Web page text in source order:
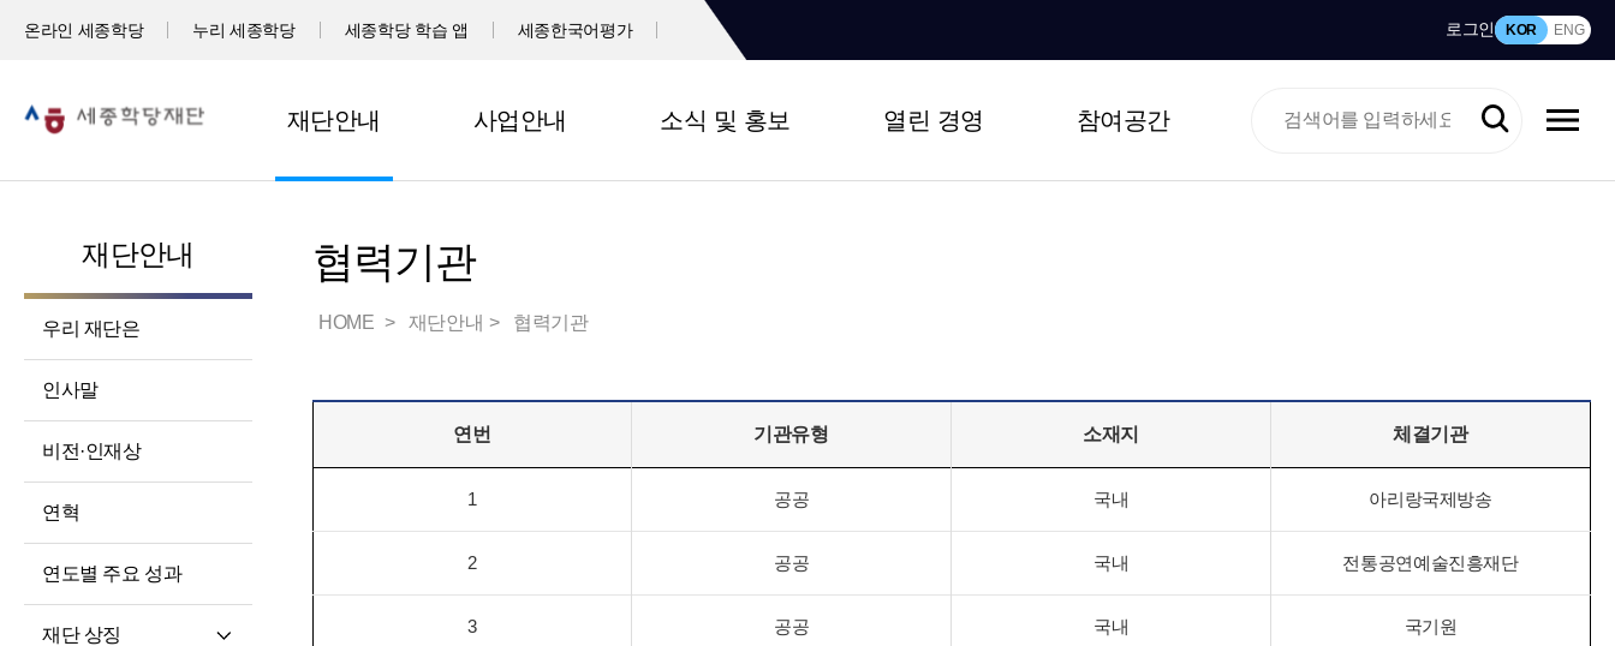
온라인 세종학당 누리 세종학당 세종학당 학습 앱 세종한국어평가 로그인 KOR ENG
재단안내 사업안내 소식 및 홍보 열린 경영 참여공간
재단안내
우리 재단은
인사말
비전·인재상
연혁
연도별 주요 성과
재단 상징
협력기관
HOME 재단안내 협력기관
연번 기관유형 소재지 체결기관
1 공공 국내 아리랑국제방송
2 공공 국내 전통공연예술진흥재단
3 공공 국내 국기원